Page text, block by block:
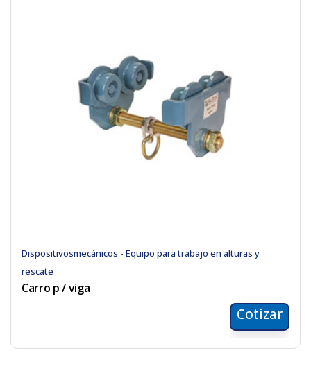
Dispositivosmecánicos - Equipo para trabajo en alturas y
rescate
Carro p / viga
Cotizar